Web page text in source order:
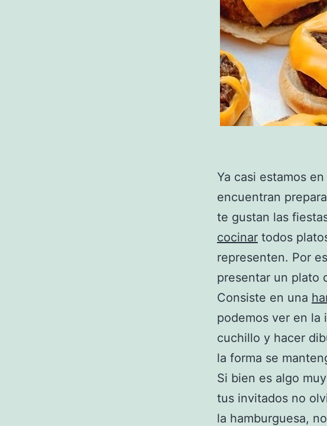
Ya casi estamos
encuentran
te gustan las
cocinar todos
representen. Por
presentar un plato
Consiste en una
podemos ver en la
cuchillo y hacer
la forma se
Si bien es algo
tus invitados no
la hamburguesa,